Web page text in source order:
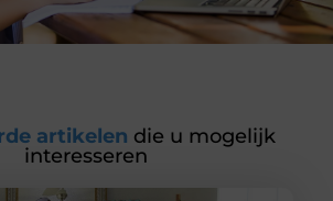
artikelen die u mogelijk
interesseren